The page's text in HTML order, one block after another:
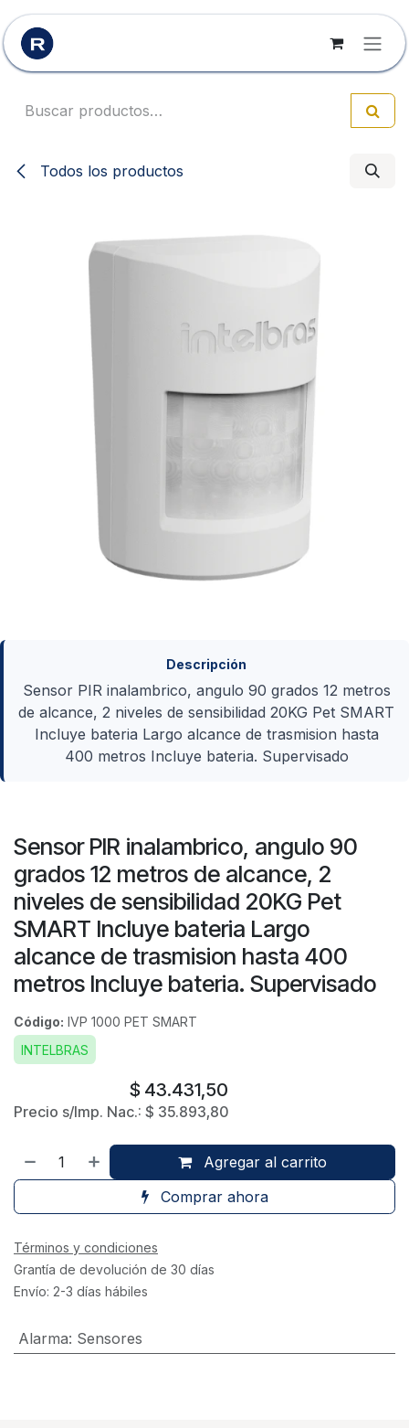
Ir al contenido
Todos los productos
Descripción
Sensor PIR inalambrico, angulo 90 grados 12 metros
de alcance, 2 niveles de sensibilidad 20KG Pet SMART
Incluye bateria Largo alcance de trasmision hasta
400 metros Incluye bateria. Supervisado
Sensor PIR inalambrico, angulo 90
grados 12 metros de alcance, 2
niveles de sensibilidad 20KG Pet
SMART Incluye bateria Largo
alcance de trasmision hasta 400
metros Incluye bateria. Supervisado
Código: IVP 1000 PET SMART
INTELBRAS
$ 43.431,50
Precio s/Imp. Nac.: $ 35.893,80
Agregar al carrito
Comprar ahora
Términos y condiciones
Grantía de devolución de 30 días
Envío: 2-3 días hábiles
Alarma: Sensores